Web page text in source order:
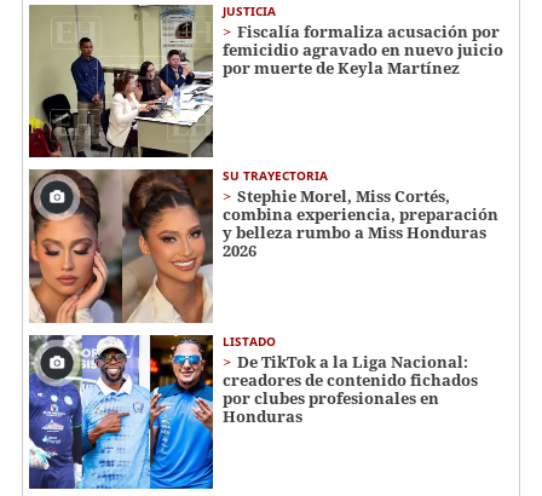
JUSTICIA
Fiscalía formaliza acusación por
femicidio agravado en nuevo juicio
por muerte de Keyla Martínez
SU TRAYECTORIA
Stephie Morel, Miss Cortés,
combina experiencia, preparación
y belleza rumbo a Miss Honduras
2026
LISTADO
De TikTok a la Liga Nacional:
creadores de contenido fichados
por clubes profesionales en
Honduras